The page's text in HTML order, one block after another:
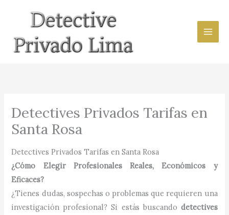
contenido
Detectives Privados Tarifas en
Santa Rosa
Detectives Privados Tarifas en Santa Rosa
¿Cómo Elegir Profesionales Reales, Económicos y
Eficaces?
¿Tienes dudas, sospechas o problemas que requieren una
investigación profesional? Si estás buscando detectives